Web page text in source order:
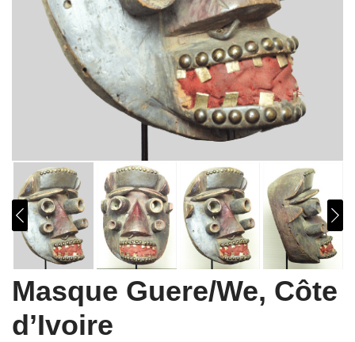
Masque Guere/We, Côte
d’Ivoire